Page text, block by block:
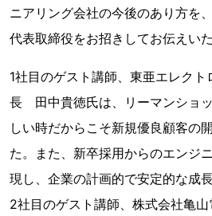
ニアリング会社の今後のあり方を
代表取締役をお招きしてお伝えいた
1社目のゲスト講師、東亜エレク
長 田中貴徳氏は、リーマンショ
しい時だからこそ新規優良顧客の
た。また、新卒採用からのエンジ
現し、企業の計画的で安定的な成
2社目のゲスト講師、株式会社